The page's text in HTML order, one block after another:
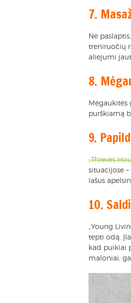
7.
Ne
treniruočių
aliejumi
8.
Mėgaukitės
purškiamą
9.
„Thieves
situacijose
lašus
10.
„Young
tepti odą.
kad puikiai
maloniai,